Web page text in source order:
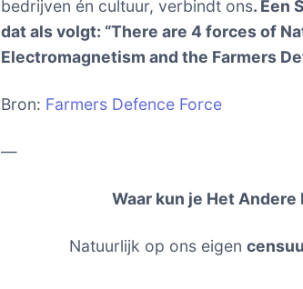
bedrijven én cultuur, verbindt ons. Een
dat als volgt: “There are 4 forces of
Electromagnetism and the Farmers
Bron: Farmers Defence Force
—
Waar kun je Het
Natuurlijk op ons eigen